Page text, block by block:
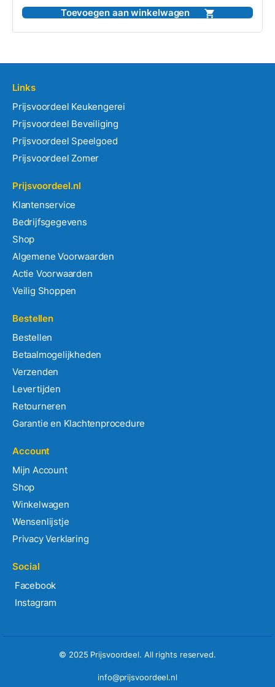
5
Toevoegen aan winkelwagen
Links
Prijsvoordeel Keukengerei
Prijsvoordeel Beveiliging
Prijsvoordeel Speelgoed
Prijsvoordeel Zomer
Prijsvoordeel.nl
Klantenservice
Bedrijfsgegevens
Shop
Algemene Voorwaarden
Actie Voorwaarden
Veilig Shoppen
Bestellen
Bestellen
Betaalmogelijkheden
Verzenden
Levertijden
Retourneren
Garantie en Klachtenprocedure
Account
Mijn Account
Shop
Winkelwagen
Wensenlijstje
Privacy Verklaring
Social
Facebook
Instagram
© 2025 Prijsvoordeel. All rights reserved.
info@prijsvoordeel.nl